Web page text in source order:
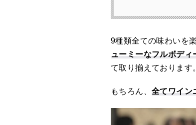
9種類全ての味わいを
ューミーなフルボディ
て取り揃えております。
もちろん、 全てワイン